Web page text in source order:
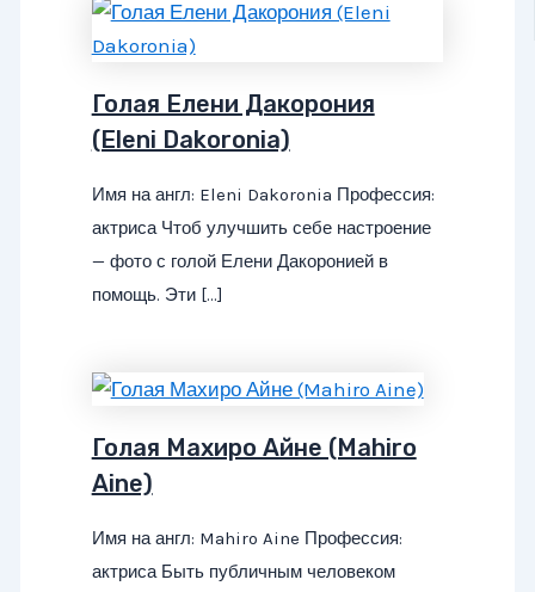
Голая Елени Дакорония
(Eleni Dakoronia)
Имя на англ: Eleni Dakoronia Профессия:
актриса Чтоб улучшить себе настроение
— фото с голой Елени Дакоронией в
помощь. Эти […]
Голая Махиро Айне (Mahiro
Aine)
Имя на англ: Mahiro Aine Профессия:
актриса Быть публичным человеком